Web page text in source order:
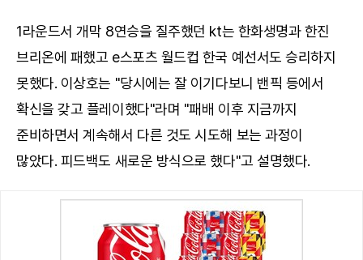
1라운드서 개막 8연승을 질주했던 kt는 한화생명과 한진
브리온에 패했고 e스포츠 월드컵 한국 예선서도 승리하지
못했다. 이상호는 "당시에는 잘 이기다보니 밴픽 등에서
확신을 갖고 플레이했다"라며 "패배 이후 지금까지
준비하면서 계속해서 다른 것도 시도해 보는 과정이
많았다. 피드백도 새로운 방식으로 했다"고 설명했다.